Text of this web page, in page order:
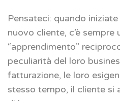
Pensateci: quando
nuovo cliente, c’è sempre
“apprendimento”
peculiarità del loro
fatturazione, le loro
stesso tempo, il cliente si